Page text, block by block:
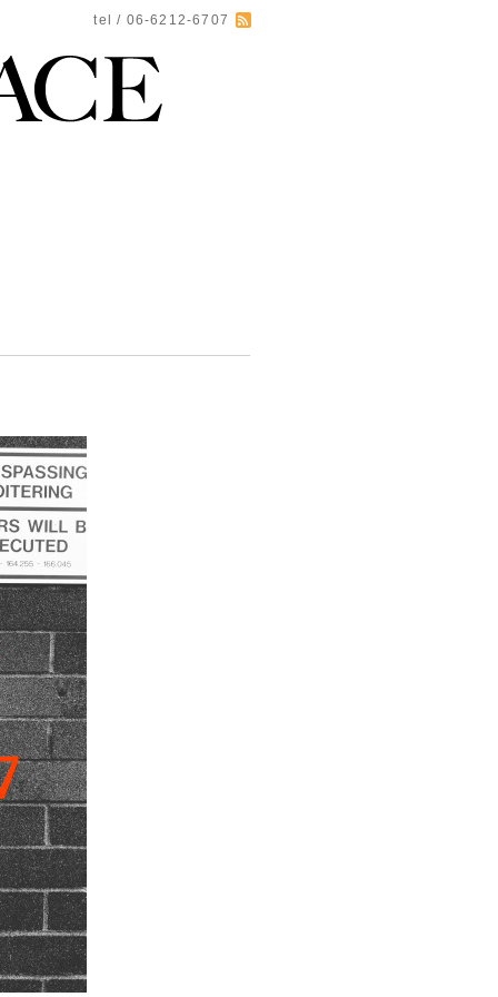
tel / 06-6212-6707